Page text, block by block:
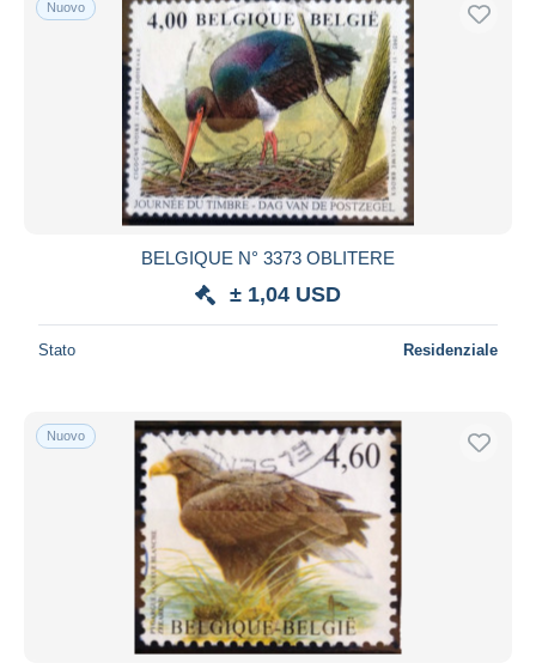
Spedizione gratuita
Metodi di pagamento
PayPal
Bonifico bancario
Visa
Mastercard
Bancontact
iDeal
Maestro
Tutto il mondo
Aggiorna
Nuovo
BELGIQUE N° 3373 OBLITERE
± 1,04 USD
Stato Residenziale
Nuovo